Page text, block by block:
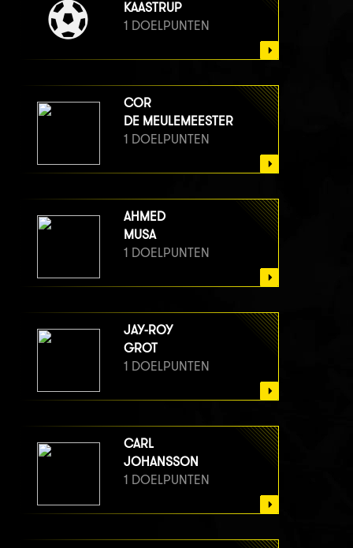
KAASTRUP
1 DOELPUNTEN
COR
DE MEULEMEESTER
1 DOELPUNTEN
AHMED
MUSA
1 DOELPUNTEN
JAY-ROY
GROT
1 DOELPUNTEN
CARL
JOHANSSON
1 DOELPUNTEN